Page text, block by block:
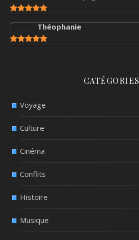
Théophanie
CATÉGORIES
Voyage
Culture
Cinéma
Conflits
Histoire
Musique